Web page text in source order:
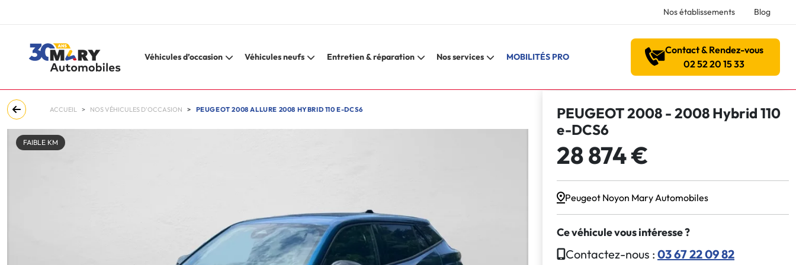
Nos établissements Blog
Véhicules d’occasion Véhicules neufs Entretien & réparation Nos services MOBILITÉS PRO
Contact & Rendez-vous
02 52 20 15 33
ACCUEIL NOS VÉHICULES D'OCCASION PEUGEOT 2008 ALLURE 2008 HYBRID 110 E-DCS6
FAIBLE KM
PEUGEOT 2008 - 2008 Hybrid 110
e-DCS6
28 874 €
Peugeot Noyon Mary Automobiles
Ce véhicule vous intéresse ?
Contactez-nous : 03 67 22 09 82